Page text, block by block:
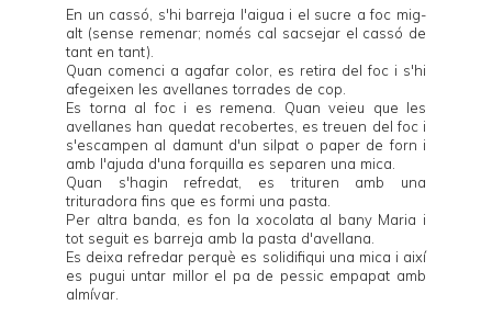
En un cassó, s'hi barreja l'aigua i el sucre a foc mig-
alt (sense remenar; només cal sacsejar el cassó de
tant en tant).
Quan comenci a agafar color, es retira del foc i s'hi
afegeixen les avellanes torrades de cop.
Es torna al foc i es remena. Quan veieu que les
avellanes han quedat recobertes, es treuen del foc i
s'escampen al damunt d'un silpat o paper de forn i
amb l'ajuda d'una forquilla es separen una mica.
Quan s'hagin refredat, es trituren amb una
trituradora fins que es formi una pasta.
Per altra banda, es fon la xocolata al bany Maria i
tot seguit es barreja amb la pasta d'avellana.
Es deixa refredar perquè es solidifiqui una mica i així
es pugui untar millor el pa de pessic empapat amb
almívar.